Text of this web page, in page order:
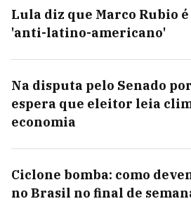
Lula diz que Marco Rubio
'anti-latino-americano'
Na disputa pelo Senado
espera que eleitor leia
economia
Ciclone bomba: como
no Brasil no final de